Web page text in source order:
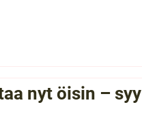
nyt öisin – syy